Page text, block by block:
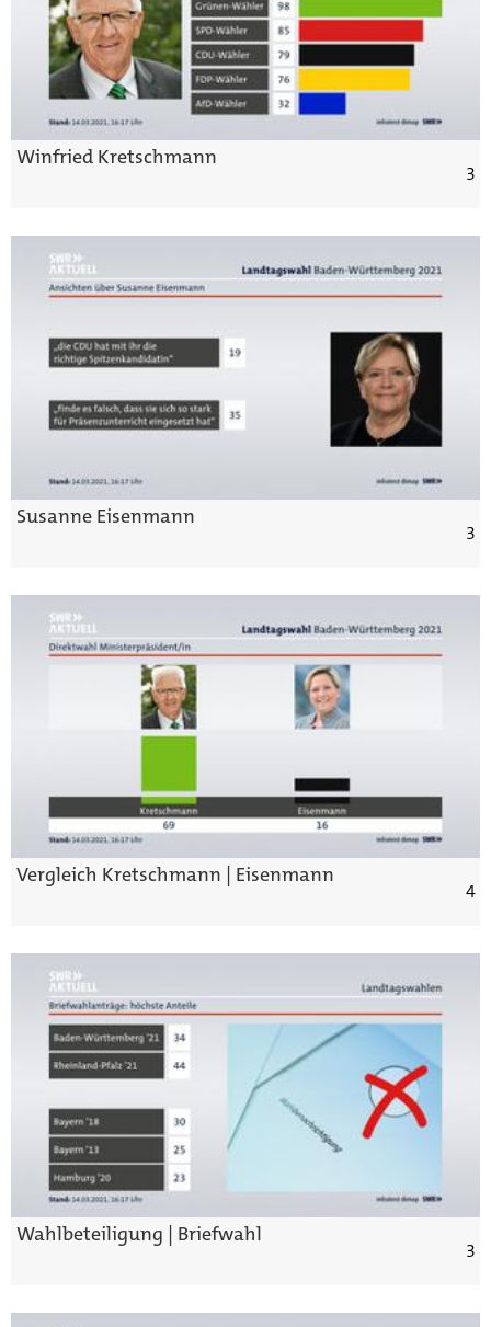
Winfried Kretschmann
3
Susanne Eisenmann
3
Vergleich Kretschmann | Eisenmann
4
Wahlbeteiligung | Briefwahl
3